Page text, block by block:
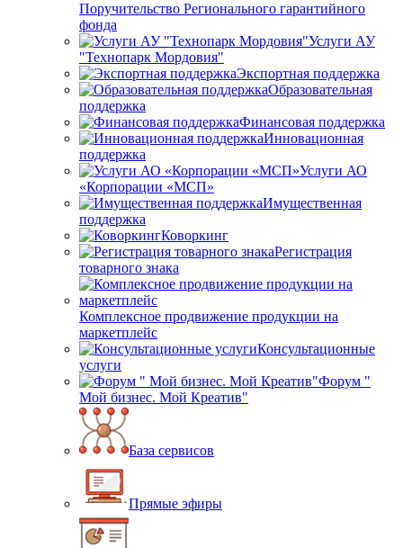
Поручительство Регионального гарантийного
фонда
Услуги АУ
"Технопарк Мордовия"
Экспортная поддержка
Образовательная
поддержка
Финансовая поддержка
Инновационная
поддержка
Услуги АО
«Корпорации «МСП»
Имущественная
поддержка
Коворкинг
Регистрация
товарного знака
Комплексное продвижение продукции на
маркетплейс
Консультационные
услуги
Форум "
Мой бизнес. Мой Креатив"
База сервисов
Прямые эфиры